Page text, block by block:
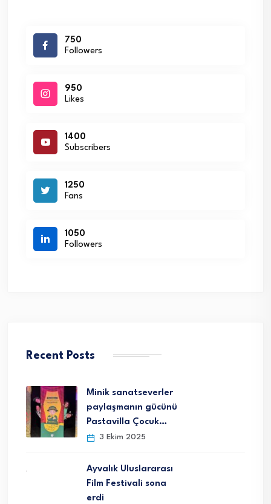
750
Followers
950
Likes
1400
Subscribers
1250
Fans
1050
Followers
Recent Posts
Minik sanatseverler
paylaşmanın gücünü
Pastavilla Çocuk…
3 Ekim 2025
Ayvalık Uluslararası
Film Festivali sona
erdi